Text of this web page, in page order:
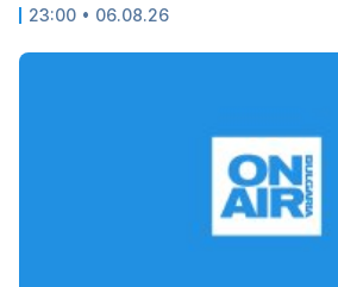
23:00 • 06.08.26